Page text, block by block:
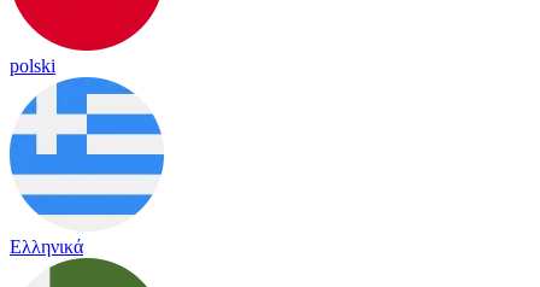
polski
Ελληνικά